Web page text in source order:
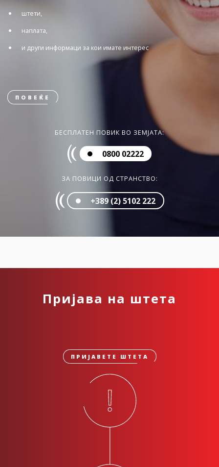
штети,
наплата,
и други информаци за кои имате интерес
ПОВЕЌЕ
БЕСПЛАТЕН ПОВИК ВО ЗЕМЈАТА:
0800 02222
ЗА ПОВИЦИ ОД СТРАНСТВО:
+389 (2) 5102 222
Пријава на штета
ПРИЈАВЕТЕ ШТЕТА